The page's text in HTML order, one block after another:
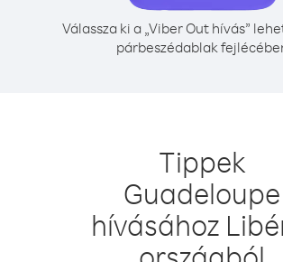
Válassza ki a „Viber Out hívás”
párbeszédablak
Tippek
Guadeloupe
hívásához